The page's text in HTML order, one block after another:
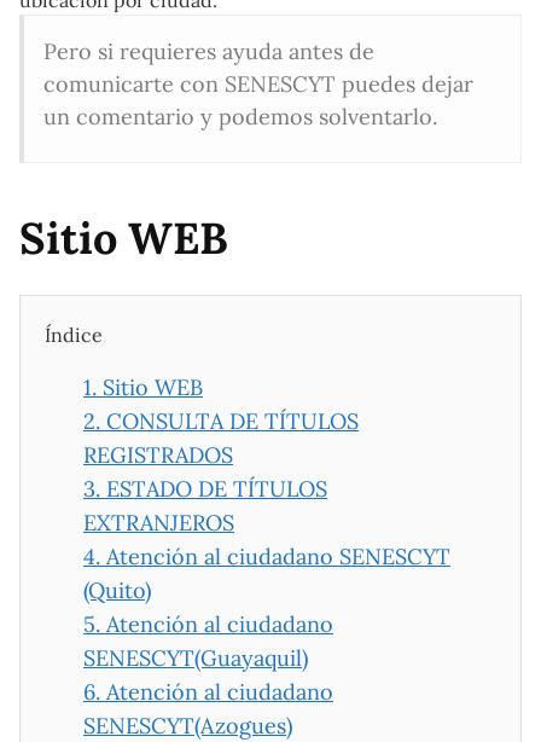
Pero si requieres ayuda antes de
comunicarte con SENESCYT puedes dejar
un comentario y podemos solventarlo.
Sitio WEB
Índice
1. Sitio WEB
2. CONSULTA DE TÍTULOS
REGISTRADOS
3. ESTADO DE TÍTULOS
EXTRANJEROS
4. Atención al ciudadano SENESCYT
(Quito)
5. Atención al ciudadano
SENESCYT(Guayaquil)
6. Atención al ciudadano
SENESCYT(Azogues)